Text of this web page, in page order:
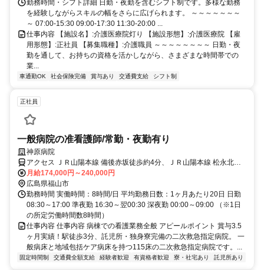
勤務時間・シフト詳細 日勤・夜勤を含むシフト制です。多様な勤務
を経験しながらスキルの幅をさらに広げられます。 ～～～～～～～
～ 07:00-15:30 09:00-17:30 11:30-20:00 ...
仕事内容 【施設名】:介護医療院灯り 【施設形態】:介護医療院 【雇
用形態】:正社員 【募集職種】:介護職員 ～～～～～～～～ 日勤・夜
勤を通して、お持ちの資格を活かしながら、さまざまな時間帯での
業...
車通勤OK 社会保険完備 賞与あり 交通費支給 シフト制
正社員
一般病院の准看護師/常勤・夜勤有り
神原病院
アクセス ＪＲ山陽本線 備後赤坂徒歩約4分、ＪＲ山陽本線 松永北口
徒歩約58分、ＪＲ福塩線 備後本庄徒歩約60分
月給174,000円～240,000円
広島県福山市
勤務時間 実働時間：8時間/日 平均勤務日数：1ヶ月あたり20日 日勤
08:30～17:00 準夜勤 16:30～翌00:30 深夜勤 00:00～09:00 （※1日
の所定労働時間数8時間）
仕事内容 仕事内容 病棟での看護業務全般 アピールポイント 賞与3.5
ヶ月実績！駅徒歩3分、託児所・独身寮完備の二次救急指定病院。 一
般病床と地域包括ケア病床を持つ115床の二次救急指定病院です。...
固定時間制 交通費全額支給 経験者歓迎 有資格者歓迎 寮・社宅あり 託児所あり